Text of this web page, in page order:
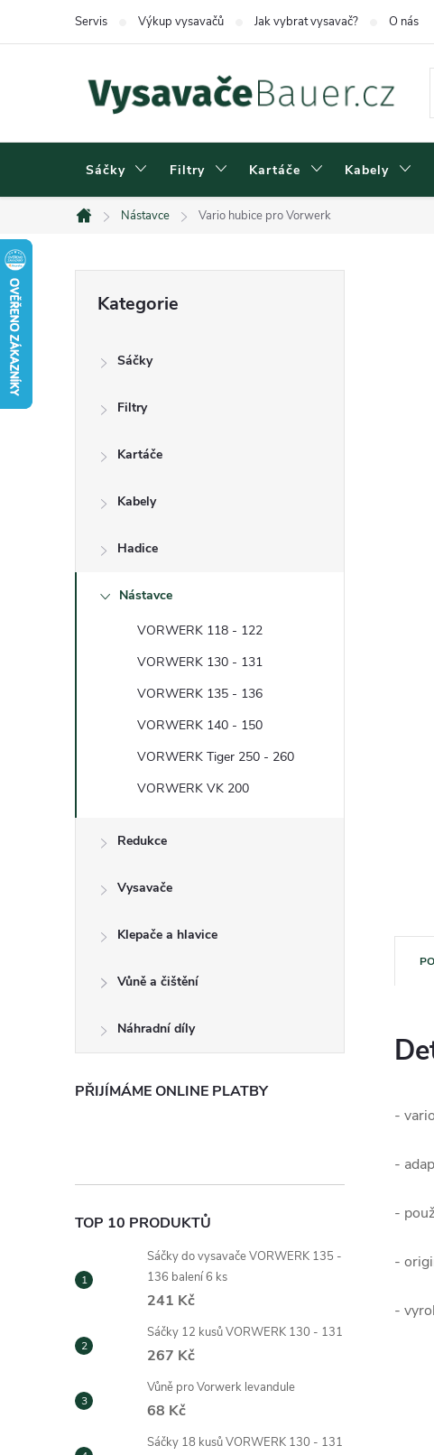
Servis Výkup vysavačů Jak vybrat vysavač? O nás
Sáčky Filtry Kartáče Kabely
Domů
Nástavce Vario hubice pro Vorwerk
n
e
kategorie
Kategorie
Sáčky
Filtry
Kartáče
Kabely
Hadice
Nástavce
VORWERK 118 - 122
VORWERK 130 - 131
VORWERK 135 - 136
VORWERK 140 - 150
VORWERK Tiger 250 - 260
VORWERK VK 200
Redukce
Vysavače
Klepače a hlavice
Vůně a čištění
Náhradní díly
PŘIJÍMÁME ONLINE PLATBY
TOP 10 PRODUKTŮ
Sáčky do vysavače VORWERK 135 -
136 balení 6 ks
241 Kč
Sáčky 12 kusů VORWERK 130 - 131
267 Kč
Vůně pro Vorwerk levandule
68 Kč
Sáčky 18 kusů VORWERK 130 - 131
-
-
-
-
-